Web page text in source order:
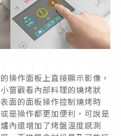
操作面板上直接顯示影像，
窗觀看內部料理的燒烤狀
面的面板操作控制燒烤時
是操作都更加便利，可說是
內還增加了烤盤溫度感測